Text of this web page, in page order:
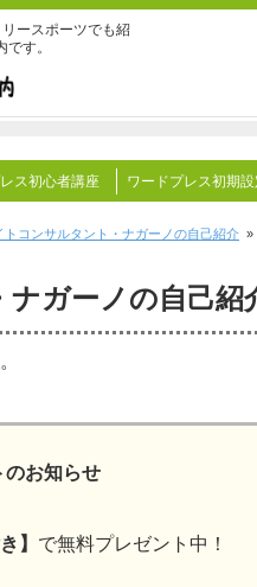
ースポーツでも紹
す。
ス初心者講座 ワードプレス初期
トコンサルタント・ナガーノの自己紹介 »
ガーノの自己紹
のお知らせ
】 で無料プレゼント中！